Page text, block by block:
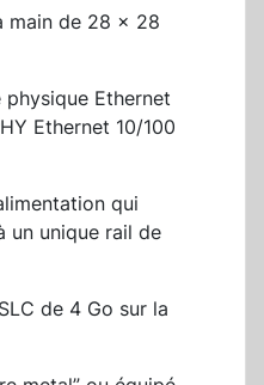
main de 28 x 28
Ethernet
Ethernet 10/100
qui
un unique rail de
de 4 Go sur la